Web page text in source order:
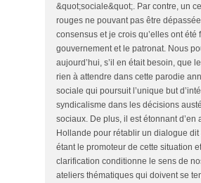
&quot;sociale&quot;. Par contre, un
rouges ne pouvant pas être
consensus et je crois qu’elles ont été
gouvernement et le patronat. Nous
aujourd’hui, s’il en était besoin, que
rien à attendre dans cette parodie
sociale qui poursuit l’unique but
syndicalisme dans les décisions
sociaux. De plus, il est étonnant d’en
Hollande pour rétablir un dialogue
étant le promoteur de cette situation
clarification conditionne le sens de
ateliers thématiques qui doivent se